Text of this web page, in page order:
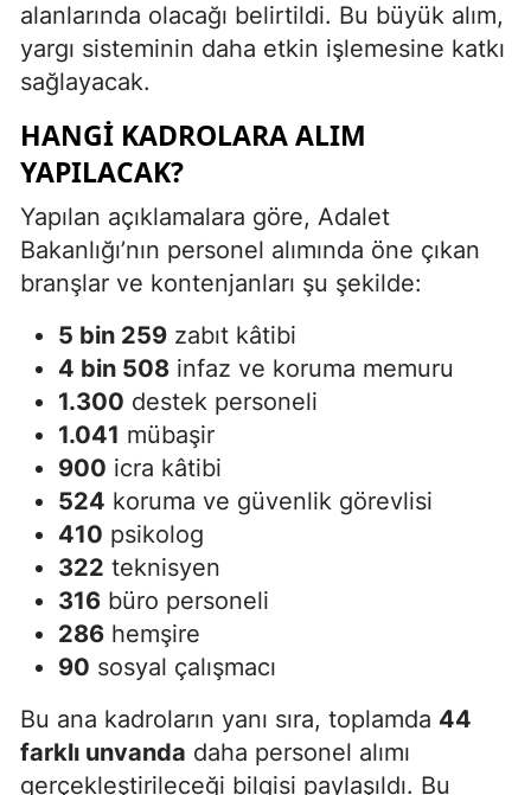
alanlarında olacağı belirtildi. Bu büyük alım,
yargı sisteminin daha etkin işlemesine katkı
sağlayacak.
HANGI KADROLARA ALIM
YAPILACAK?
Yapılan açıklamalara göre, Adalet
Bakanlığı’nın personel alımında öne çıkan
branşlar ve kontenjanları şu şekilde:
5 bin 259 zabıt kâtibi
4 bin 508 infaz ve koruma memuru
1.300 destek personeli
1.041 mübaşir
900 icra kâtibi
524 koruma ve güvenlik görevlisi
410 psikolog
322 teknisyen
316 büro personeli
286 hemşire
90 sosyal çalışmacı
Bu ana kadroların yanı sıra, toplamda 44
farklı unvanda daha personel alımı
gerçekleştirileceği bilgisi paylaşıldı. Bu